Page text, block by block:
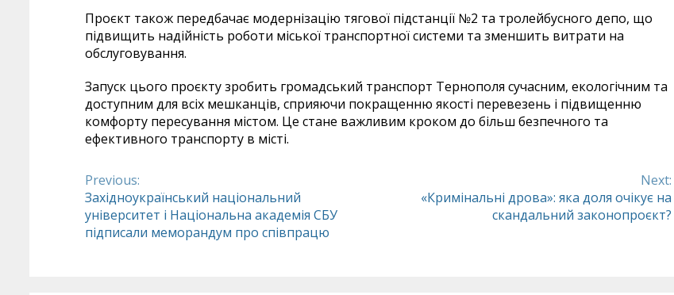
Проєкт також передбачає модернізацію тягової підстанції №2 та тролейбусного депо, що
підвищить надійність роботи міської транспортної системи та зменшить витрати на
обслуговування.
Запуск цього проєкту зробить громадський транспорт Тернополя сучасним, екологічним та
доступним для всіх мешканців, сприяючи покращенню якості перевезень і підвищенню
комфорту пересування містом. Це стане важливим кроком до більш безпечного та
ефективного транспорту в місті.
Continue
Reading
Previous:
Західноукраїнський національний
університет і Національна академія СБУ
підписали меморандум про співпрацю
Next:
«Кримінальні дрова»: яка доля очікує на
скандальний законопроєкт?